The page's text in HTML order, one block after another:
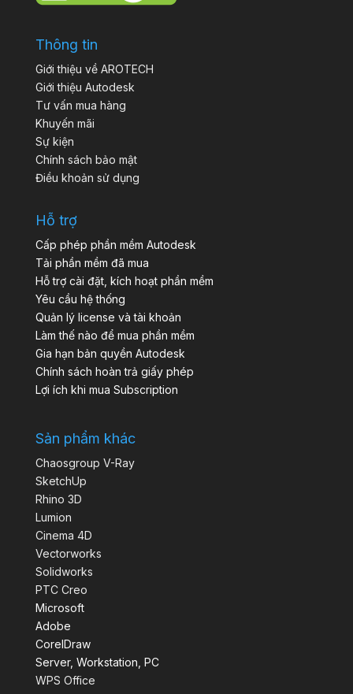
Thông tin
Giới thiệu về AROTECH
Giới thiệu Autodesk
Tư vấn mua hàng
Khuyến mãi
Sự kiện
Chính sách bảo mật
Điều khoản sử dụng
Hỗ trợ
Cấp phép phần mềm Autodesk
Tải phần mềm đã mua
Hỗ trợ cài đặt, kích hoạt phần mềm
Yêu cầu hệ thống
Quản lý license và tài khoản
Làm thế nào để mua phần mềm
Gia hạn bản quyền Autodesk
Chính sách hoàn trả giấy phép
Lợi ích khi mua Subscription
Sản phẩm khác
Chaosgroup V-Ray
SketchUp
Rhino 3D
Lumion
Cinema 4D
Vectorworks
Solidworks
PTC Creo
Microsoft
Adobe
CorelDraw
Server, Workstation, PC
WPS Office